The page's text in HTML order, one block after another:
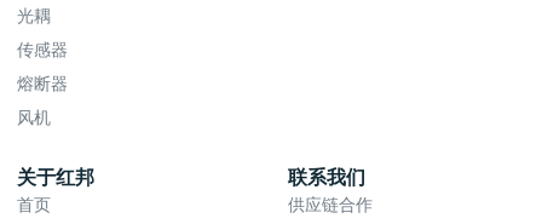
光耦
传感器
熔断器
风机
关于红邦
首页
联系我们
供应链合作